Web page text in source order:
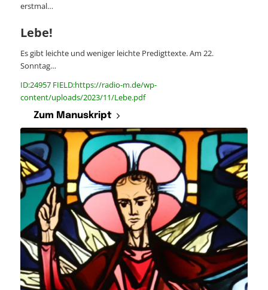
erstmal…
Lebe!
Es gibt leichte und weniger leichte Predigttexte. Am 22.
Sonntag…
ID:24957 FIELD:https://radio-m.de/wp-
content/uploads/2023/11/Lebe.pdf
Zum Manuskript